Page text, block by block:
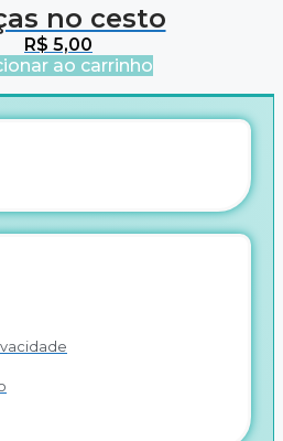
no cesto
R$ 5,00
ao carrinho